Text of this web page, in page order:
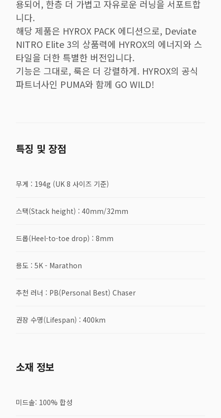
용되어, 한층 더 가볍고 자유로운 러닝을 서포트합
니다.
해당 제품은 HYROX PACK 에디션으로, Deviate
NITRO Elite 3의 상품력에 HYROX의 에너지와 스
타일을 더한 특별한 버전입니다.
기능은 그대로, 룩은 더 강렬하게. HYROX의 공식
파트너사인 PUMA와 함께 GO WILD!
특징 및 장점
무게 : 194g (UK 8 사이즈 기준)
스택(Stack height) : 40mm/32mm
드롭(Heel-to-toe drop) : 8mm
용도 : 5K - Marathon
추천 러너 : PB(Personal Best) Chaser
권장 수명(Lifespan) : 400km
소재 정보
미드솔: 100% 합성